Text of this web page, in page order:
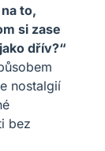
to,
si zase
dřív?“
nostalgií
bez